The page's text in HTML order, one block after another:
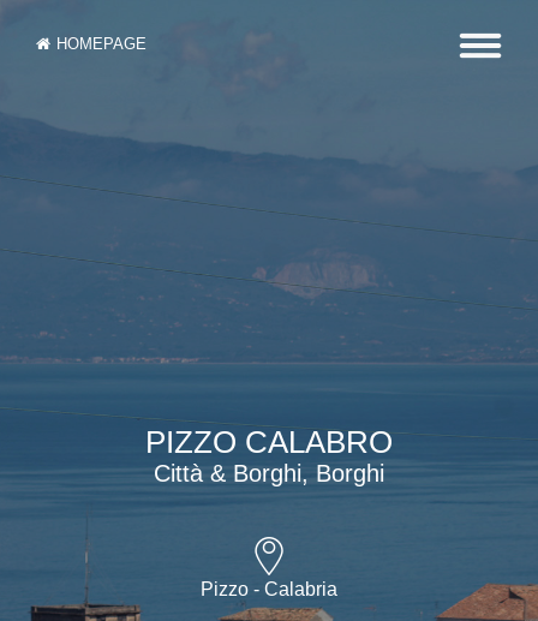
HOMEPAGE
PIZZO CALABRO
Città & Borghi, Borghi
Pizzo - Calabria